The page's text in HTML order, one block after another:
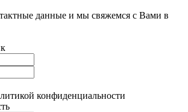
данные и мы свяжемся с Вами в
конфиденциальности